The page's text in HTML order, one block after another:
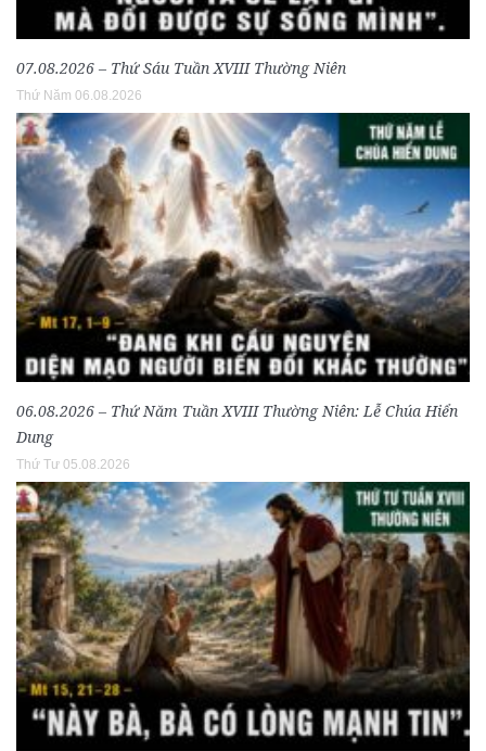
07.08.2026 – Thứ Sáu Tuần XVIII Thường Niên
Thứ Năm 06.08.2026
06.08.2026 – Thứ Năm Tuần XVIII Thường Niên: Lễ Chúa Hiển
Dung
Thứ Tư 05.08.2026